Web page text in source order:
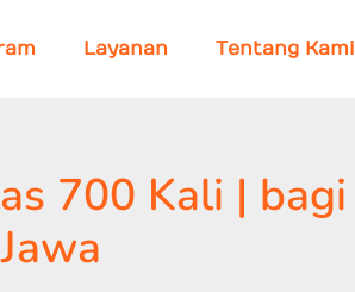
Layanan Tentang Kami
700 Kali | bagi